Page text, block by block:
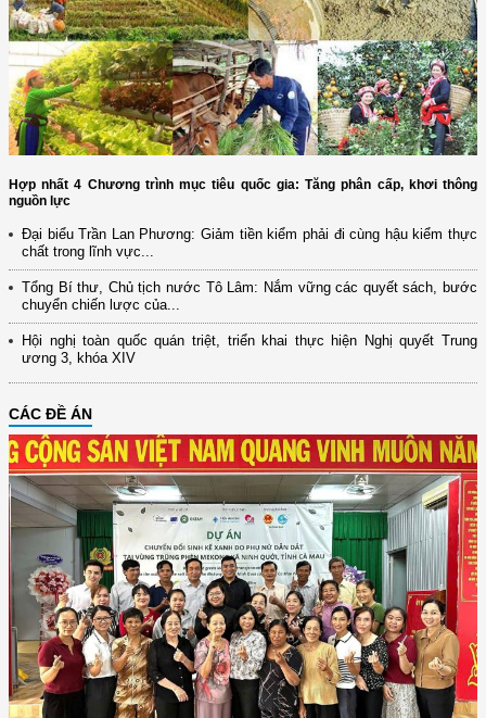
Hợp nhất 4 Chương trình mục tiêu quốc gia: Tăng phân cấp, khơi thông
nguồn lực
Đại biểu Trần Lan Phương: Giảm tiền kiểm phải đi cùng hậu kiểm thực
chất trong lĩnh vực...
Tổng Bí thư, Chủ tịch nước Tô Lâm: Nắm vững các quyết sách, bước
chuyển chiến lược của...
Hội nghị toàn quốc quán triệt, triển khai thực hiện Nghị quyết Trung
ương 3, khóa XIV
CÁC ĐỀ ÁN